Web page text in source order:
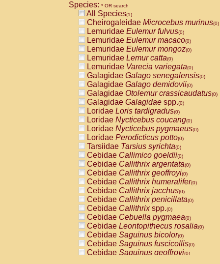
Species: * OR search
All Species(1)
Cheirogaleidae Microcebus murinus(0)
Lemuridae Eulemur fulvus(0)
Lemuridae Eulemur macaco(0)
Lemuridae Eulemur mongoz(0)
Lemuridae Lemur catta(0)
Lemuridae Varecia variegata(0)
Galagidae Galago senegalensis(0)
Galagidae Galago demidovii(0)
Galagidae Otolemur crassicaudatus(0)
Galagidae Galagidae spp.(0)
Loridae Loris tardigradus(0)
Loridae Nycticebus coucang(0)
Loridae Nycticebus pygmaeus(0)
Loridae Perodicticus potto(0)
Tarsiidae Tarsius syrichta(0)
Cebidae Callimico goeldii(0)
Cebidae Callithrix argentata(0)
Cebidae Callithrix geoffroyi(0)
Cebidae Callithrix humeralifer(0)
Cebidae Callithrix jacchus(0)
Cebidae Callithrix penicillata(0)
Cebidae Callithrixspp.(0)
Cebidae Cebuella pygmaea(0)
Cebidae Leontopithecus rosalia(0)
Cebidae Saguinus bicolor(0)
Cebidae Saguinus fuscicollis(0)
Cebidae Saguinus geoffroyi(0)